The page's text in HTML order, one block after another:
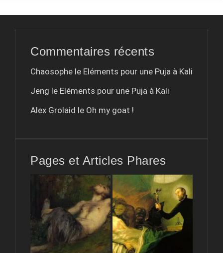
Commentaires récents
Chaosophe le Eléments pour une Puja à Kali
Jeng le Eléments pour une Puja à Kali
Alex Grolaid le Oh my goat !
Pages et Articles Phares